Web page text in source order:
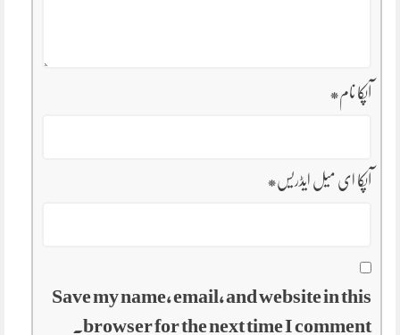
آپکا نام*
آپکا ای میل ایڈریس*
Save my name, email, and website in this
browser for the next time I comment.